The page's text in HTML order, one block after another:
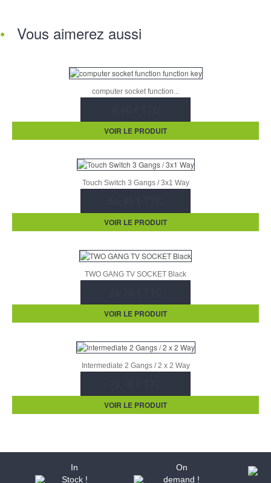
Vous aimerez aussi
computer socket function...
VOIR LE PRODUIT
Touch Switch 3 Gangs / 3x1 Way
VOIR LE PRODUIT
TWO GANG TV SOCKET Black
VOIR LE PRODUIT
Intermediate 2 Gangs / 2 x 2 Way
VOIR LE PRODUIT
In
Stock !
On
demand !